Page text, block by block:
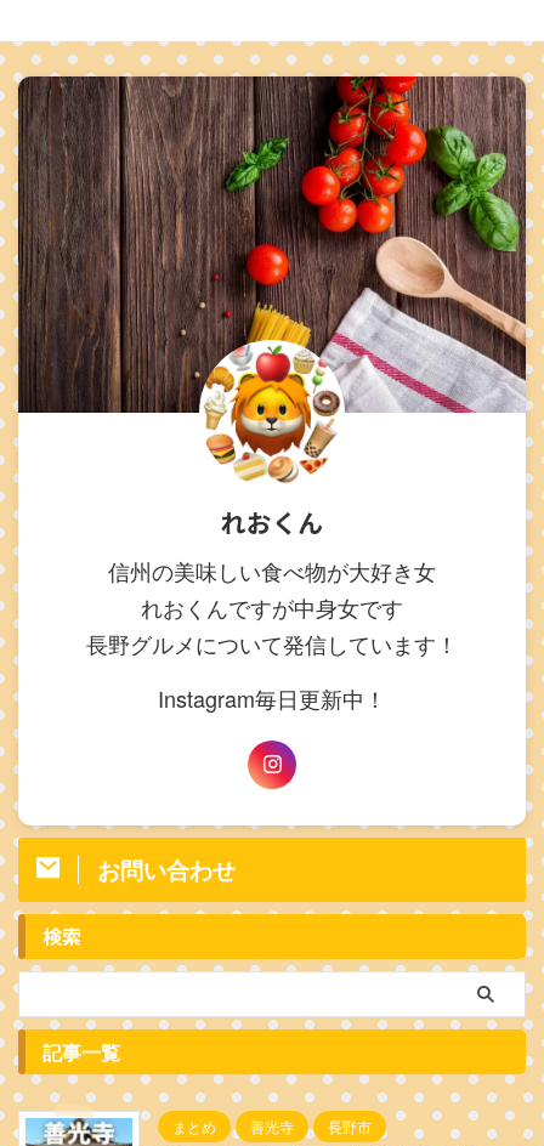
れおくん
信州の美味しい食べ物が大好き女
れおくんですが中身女です
長野グルメについて発信しています！
Instagram毎日更新中！
お問い合わせ
検索
記事一覧
まとめ 善光寺 長野市